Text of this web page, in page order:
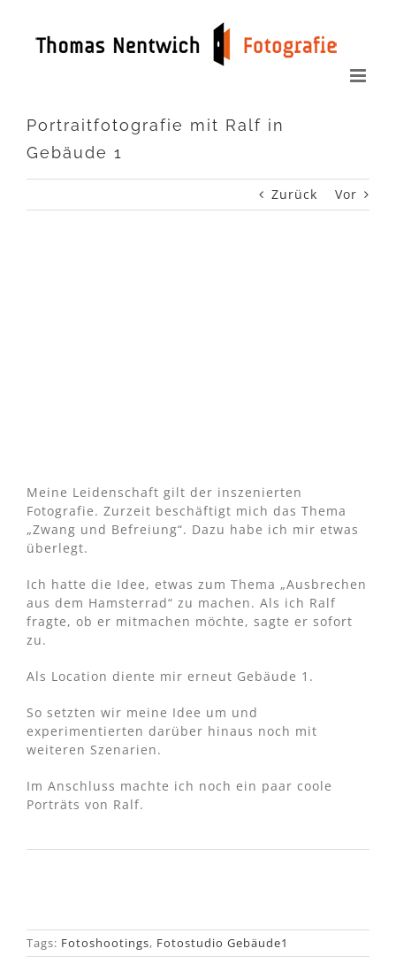
springen
Portraitfotografie mit Ralf in
Gebäude 1
Zurück Vor
Meine Leidenschaft gilt der inszenierten
Fotografie. Zurzeit beschäftigt mich das Thema
„Zwang und Befreiung“. Dazu habe ich mir etwas
überlegt.
Ich hatte die Idee, etwas zum Thema „Ausbrechen
aus dem Hamsterrad“ zu machen. Als ich Ralf
fragte, ob er mitmachen möchte, sagte er sofort
zu.
Als Location diente mir erneut Gebäude 1.
So setzten wir meine Idee um und
experimentierten darüber hinaus noch mit
weiteren Szenarien.
Im Anschluss machte ich noch ein paar coole
Porträts von Ralf.
Tags: Fotoshootings, Fotostudio Gebäude1